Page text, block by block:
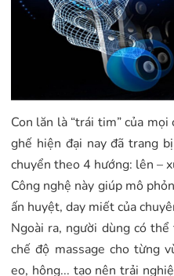
Con lăn là “trái tim” của mọi
ghế hiện đại nay đã trang
chuyển theo 4 hướng: lên –
Công nghệ này giúp mô
ấn huyệt, day miết của
Ngoài ra, người dùng có
chế độ massage cho từng
eo, hông... tạo nên trải